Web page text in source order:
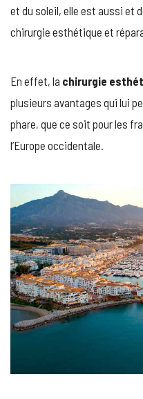
et du soleil, elle est aussi et
chirurgie esthétique et
En effet, la chirurgie
plusieurs avantages qui lui
phare, que ce soit pour les
l’Europe occidentale.